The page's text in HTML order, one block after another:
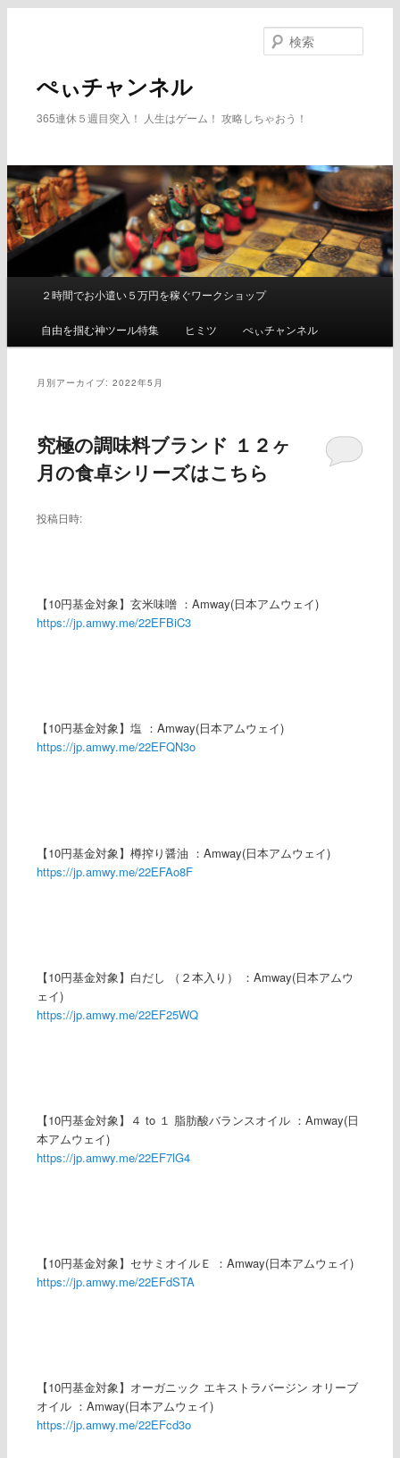
へ
移
動
移
動
ぺぃチャンネル
365連休５週目突入！ 人生はゲーム！ 攻略しちゃおう！
メ
２時間でお小遣い５万円を稼ぐワークショップ
自由を掴む神ツール特集 ヒミツ ぺぃチャンネル
月別アーカイブ: 2022年5月
究極の調味料ブランド １２ヶ
月の食卓シリーズはこちら
投稿日時:
【10円基金対象】玄米味噌 ：Amway(日本アムウェイ)
https://jp.amwy.me/22EFBiC3
【10円基金対象】塩 ：Amway(日本アムウェイ)
https://jp.amwy.me/22EFQN3o
【10円基金対象】樽搾り醤油 ：Amway(日本アムウェイ)
https://jp.amwy.me/22EFAo8F
【10円基金対象】白だし （２本入り） ：Amway(日本アムウ
ェイ)
https://jp.amwy.me/22EF25WQ
【10円基金対象】４ to １ 脂肪酸バランスオイル ：Amway(日
本アムウェイ)
https://jp.amwy.me/22EF7lG4
【10円基金対象】セサミオイルＥ ：Amway(日本アムウェイ)
https://jp.amwy.me/22EFdSTA
【10円基金対象】オーガニック エキストラバージン オリーブ
オイル ：Amway(日本アムウェイ)
https://jp.amwy.me/22EFcd3o